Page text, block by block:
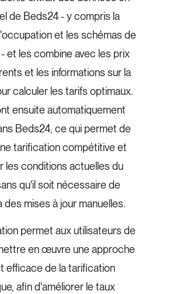
de Beds24 - y compris la
et les schémas de
et les combine avec les prix
et les informations sur la
calculer les tarifs optimaux.
ensuite automatiquement
Beds24, ce qui permet de
tarification compétitive et
les conditions actuelles du
qu'il soit nécessaire de
mises à jour manuelles.
permet aux utilisateurs de
en œuvre une approche
efficace de la tarification
afin d'améliorer le taux